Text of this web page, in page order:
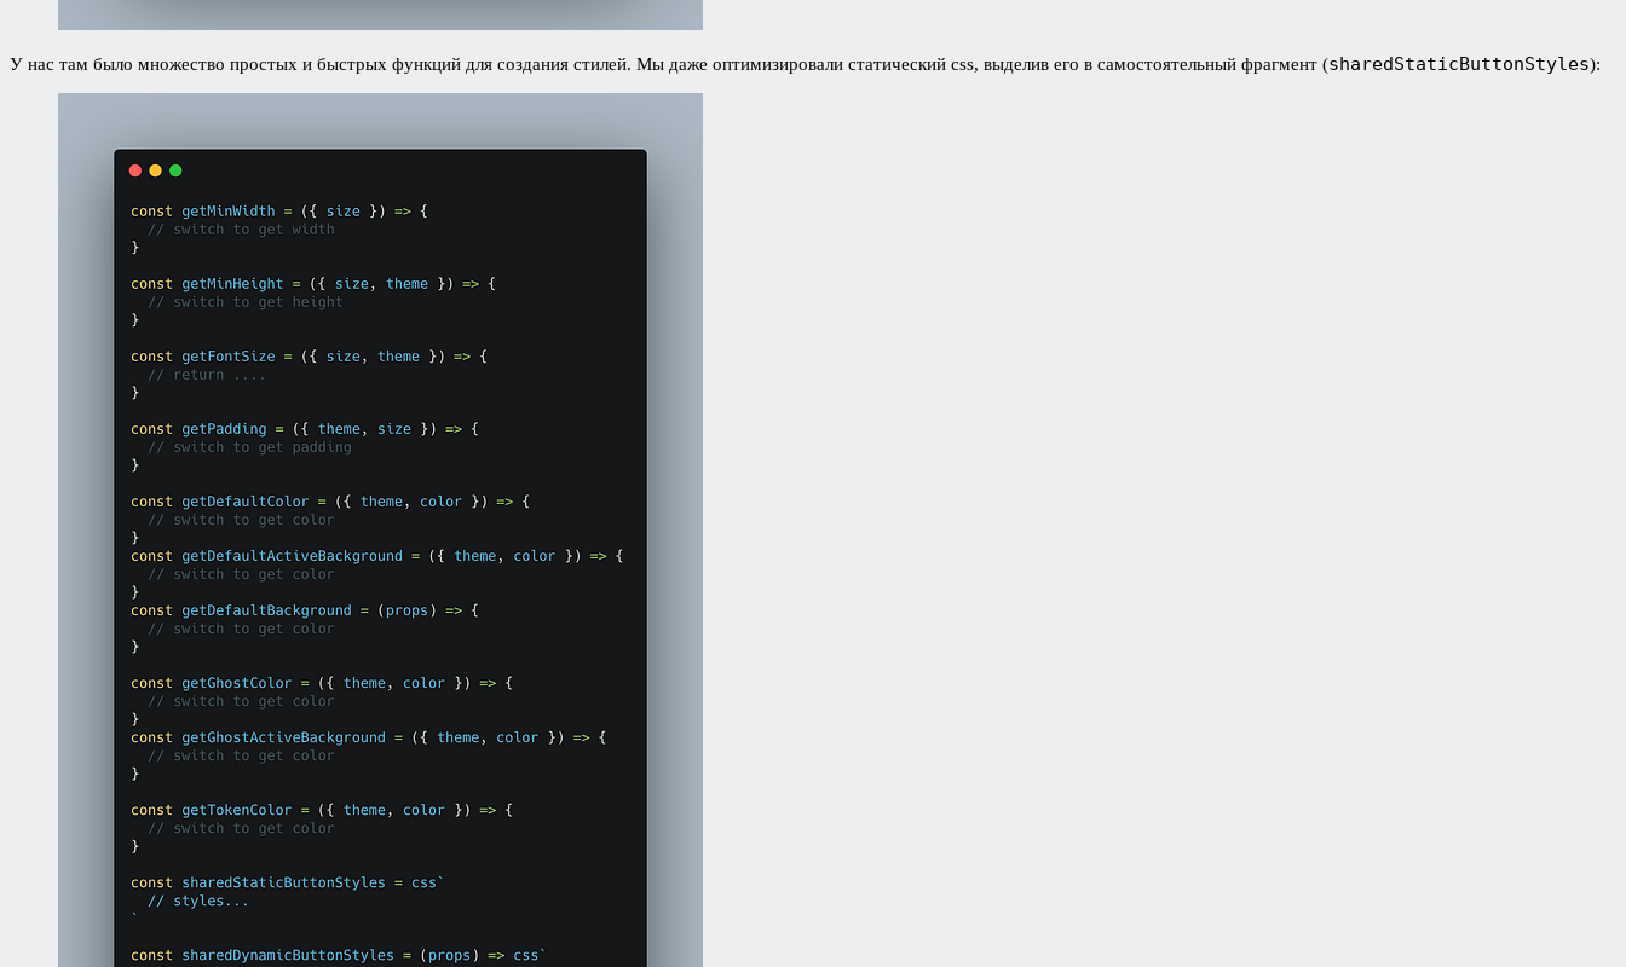
У нас там было множество простых и быстрых функций для создания стилей. Мы даже оптимизировали статический css, выделив его в самостоятельный фрагмент (sharedStaticButtonStyles):